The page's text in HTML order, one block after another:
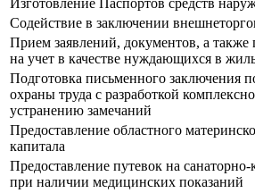
Изготовление Паспортов средств
Содействие в заключении
Прием заявлений, документов, а также
на учет в качестве нуждающихся в
Подготовка письменного заключения
охраны труда с разработкой
устранению замечаний
Предоставление областного
капитала
Предоставление путевок на
при наличии медицинских показаний